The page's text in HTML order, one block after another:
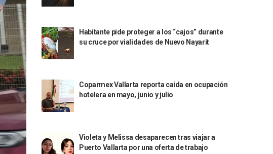
Habitante pide proteger a los “cajos” durante
su cruce por vialidades de Nuevo Nayarit
Coparmex Vallarta reporta caída en ocupación
hotelera en mayo, junio y julio
Violeta y Melissa desaparecen tras viajar a
Puerto Vallarta por una oferta de trabajo